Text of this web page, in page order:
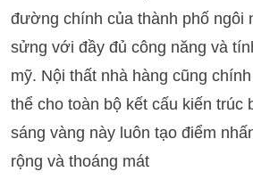
đường chính của thành phố ngôi
sửng với đầy đủ công năng và
mỹ. Nội thất nhà hàng cũng
thể cho toàn bộ kết cấu kiến trúc
sáng vàng này luôn tạo điểm
rộng và thoáng mát